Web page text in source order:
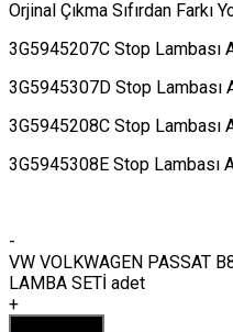
Orjinal Çıkma Sıfırdan Farkı
3G5945207C Stop Lambası
3G5945307D Stop Lambası
3G5945208C Stop Lambası
3G5945308E Stop Lambası
-
VW VOLKWAGEN PASSAT
LAMBA SETİ adet
+